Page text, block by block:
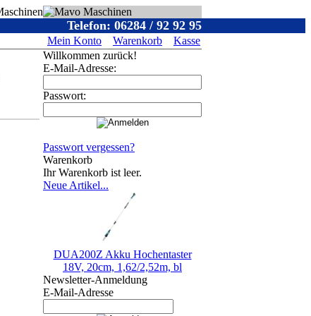
Telefon: 06284 / 92 92 95
Mein Konto Warenkorb Kasse
Willkommen zurück!
E-Mail-Adresse:
Passwort:
Passwort vergessen?
Warenkorb
Ihr Warenkorb ist leer.
Neue Artikel...
DUA200Z Akku Hochentaster
18V, 20cm, 1,62/2,52m, bl
Newsletter-Anmeldung
E-Mail-Adresse